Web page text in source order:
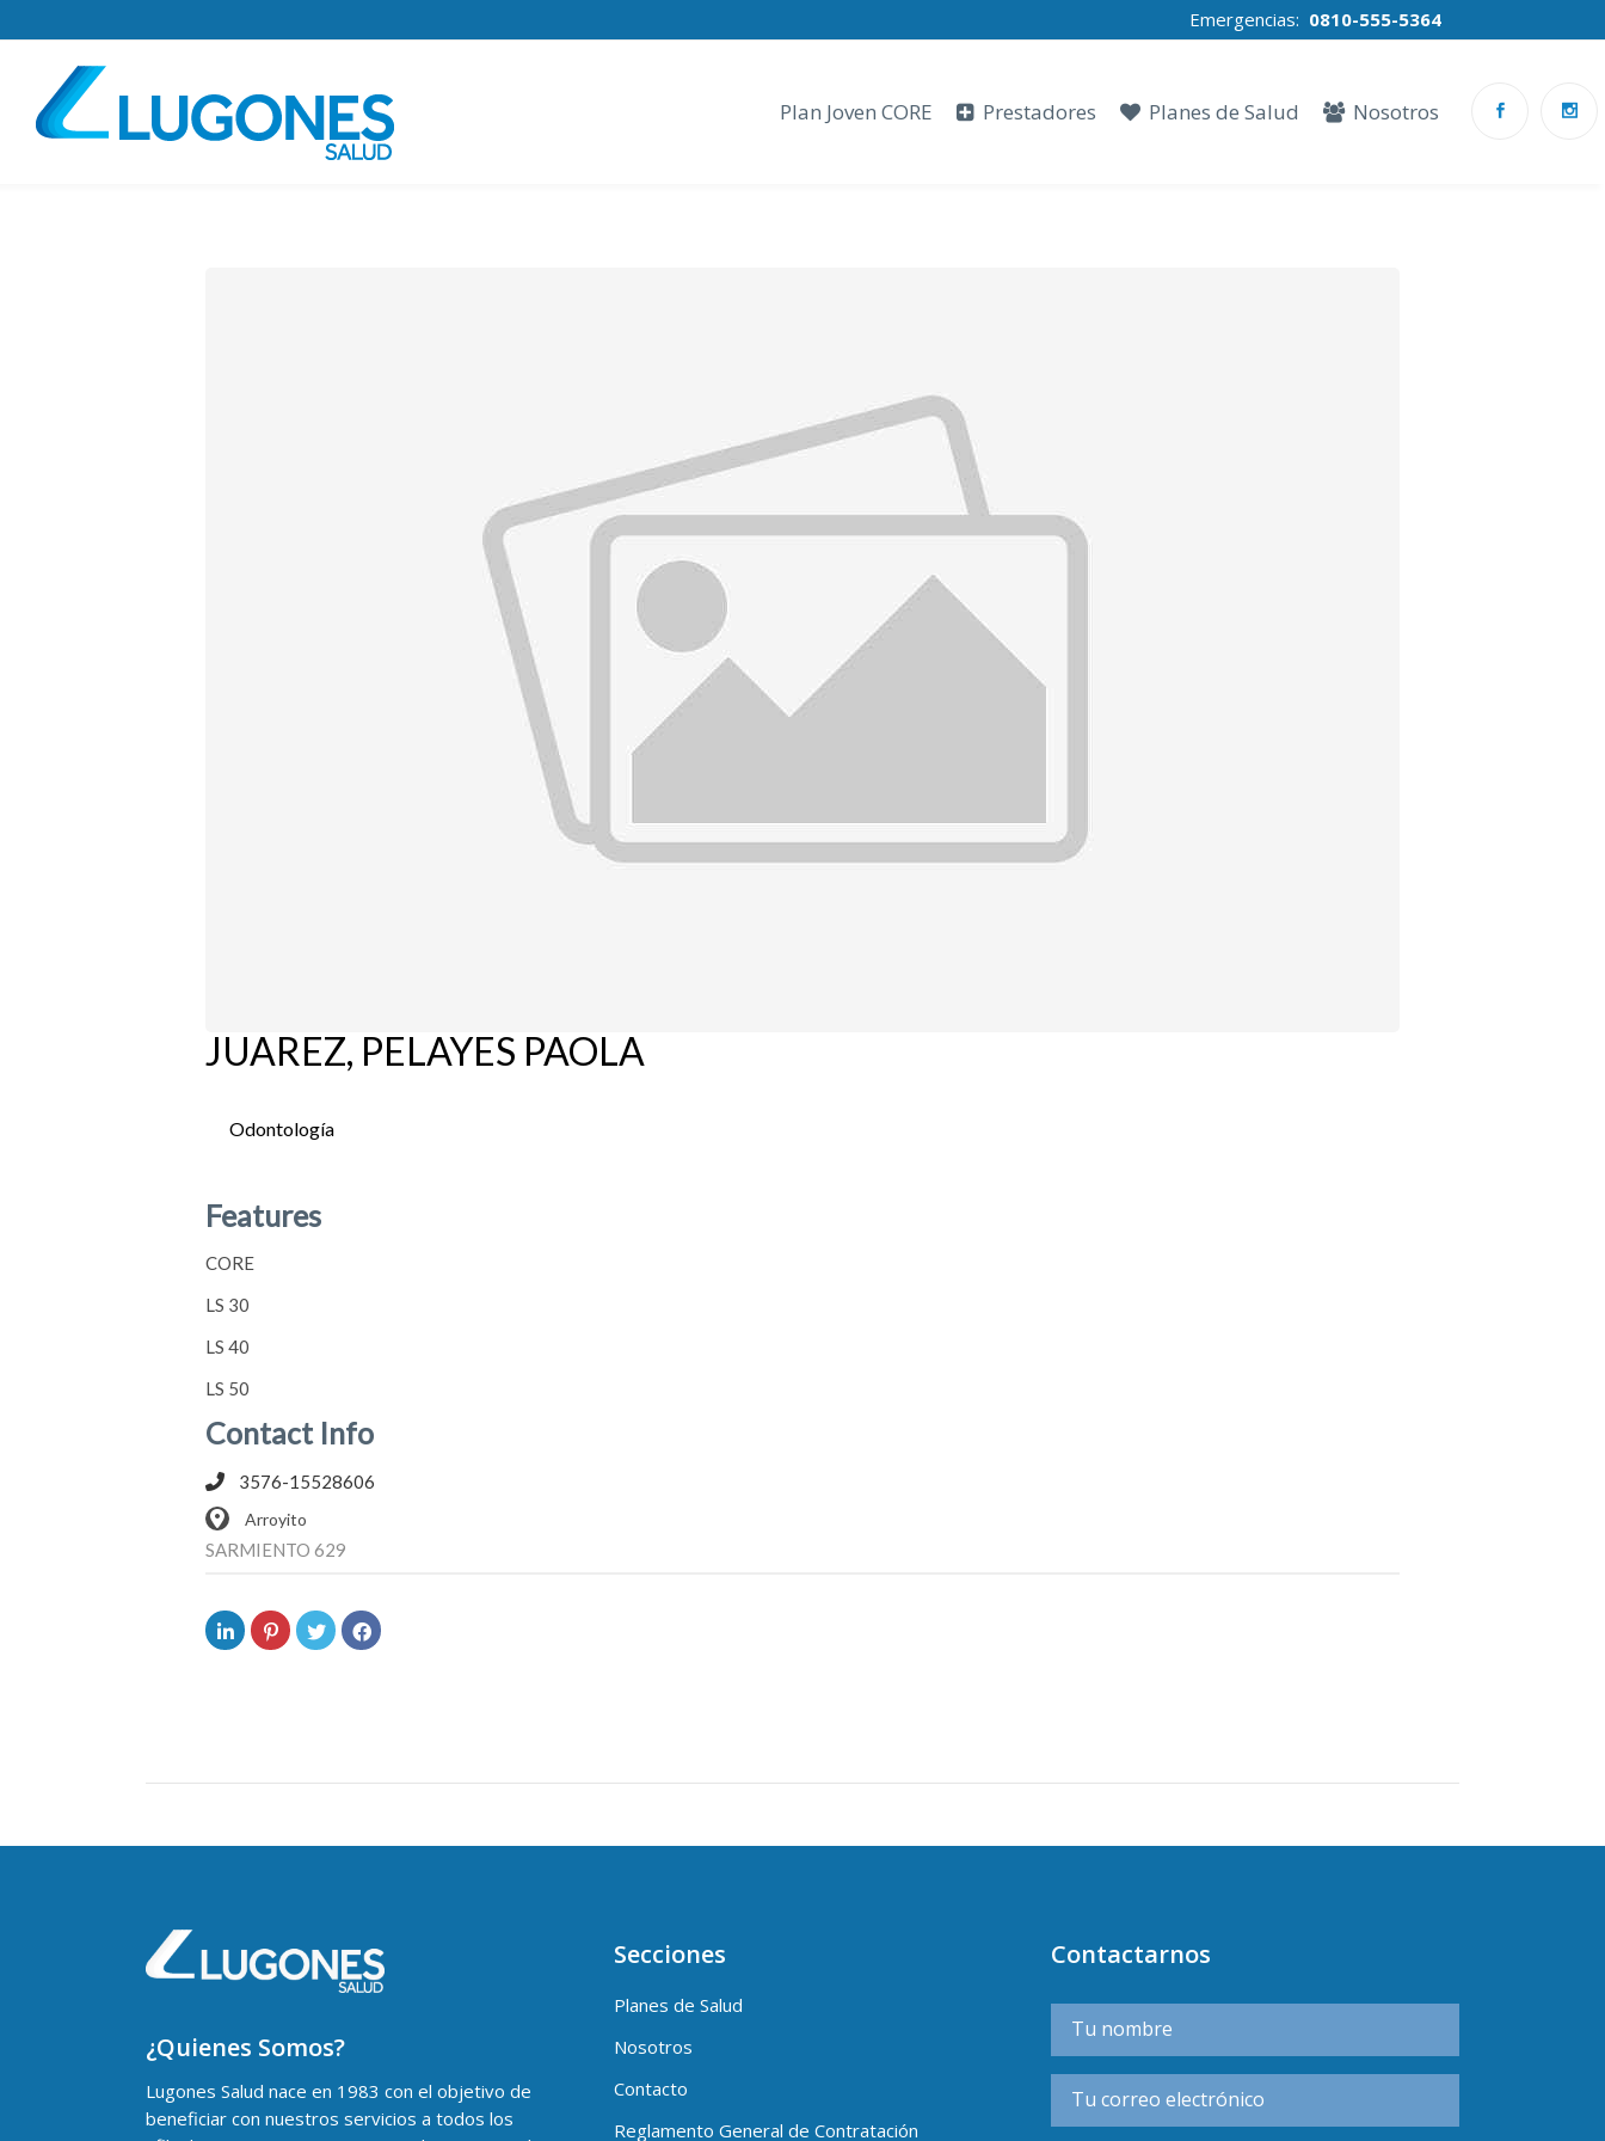
Emergencias: 0810-555-5364
Plan Joven CORE Prestadores Planes de Salud Nosotros
JUAREZ, PELAYES PAOLA
Odontología
Features
CORE
LS 30
LS 40
LS 50
Contact Info
3576-15528606
Arroyito
SARMIENTO 629
¿Quienes Somos?
Lugones Salud nace en 1983 con el objetivo de
beneficiar con nuestros servicios a todos los
Secciones
Planes de Salud
Nosotros
Contacto
Reglamento General de Contratación
Contactarnos